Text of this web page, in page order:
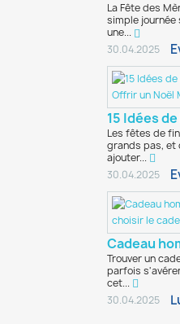
La Fête des
simple journée
une...
30.04.2025
Les fêtes de
grands pas, et
ajouter...
30.04.2025
Trouver un
parfois
cet...
30.04.2025